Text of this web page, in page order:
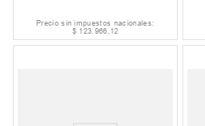
Precio sin impuestos nacionales:
$ 123.966,12